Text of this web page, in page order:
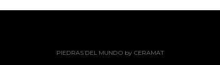
PIEDRAS DEL MUNDO by CERAMAT